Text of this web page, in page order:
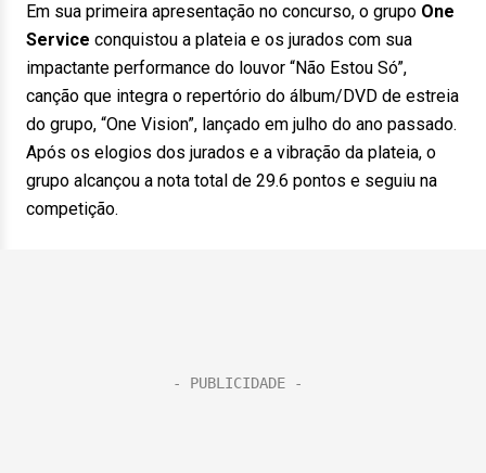
Em sua primeira apresentação no concurso, o grupo One
Service conquistou a plateia e os jurados com sua
impactante performance do louvor “Não Estou Só”,
canção que integra o repertório do álbum/DVD de estreia
do grupo, “One Vision”, lançado em julho do ano passado.
Após os elogios dos jurados e a vibração da plateia, o
grupo alcançou a nota total de 29.6 pontos e seguiu na
competição.